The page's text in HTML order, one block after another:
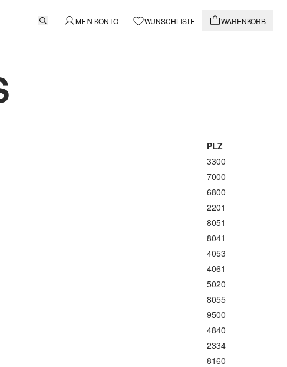
MEIN KONTO WUNSCHLISTE WARENKORB
PLZ
3300
7000
6800
2201
8051
8041
4053
4061
5020
8055
9500
4840
2334
8160